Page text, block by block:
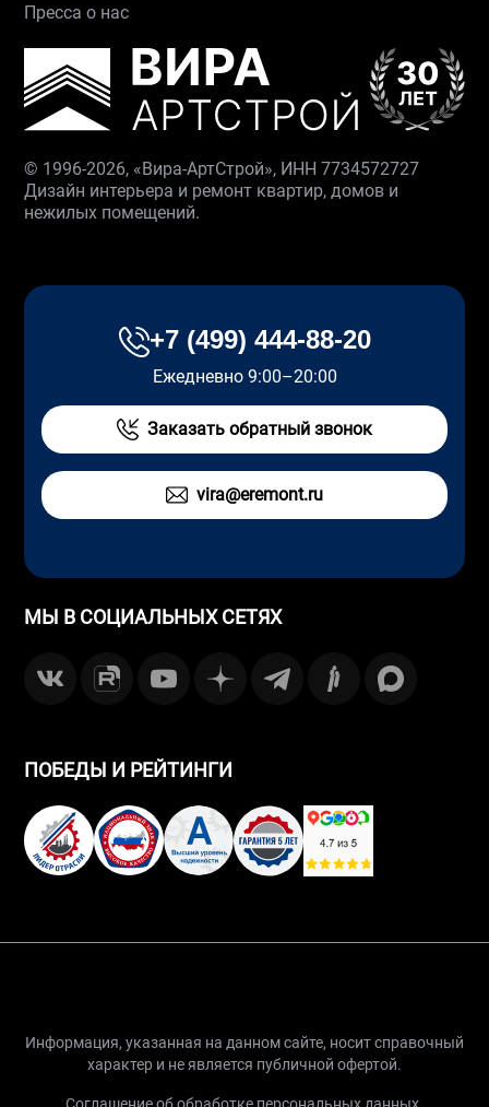
Пресса о нас
© 1996-2026, «Вира-АртСтрой», ИНН 7734572727
Дизайн интерьера и ремонт квартир, домов и
нежилых помещений.
+7 (499) 444-88-20
Ежедневно 9:00–20:00
Заказать обратный звонок
vira@eremont.ru
МЫ В СОЦИАЛЬНЫХ СЕТЯХ
ПОБЕДЫ И РЕЙТИНГИ
Информация, указанная на данном сайте, носит справочный
характер и не является публичной офертой.
Соглашение об обработке персональных данных.